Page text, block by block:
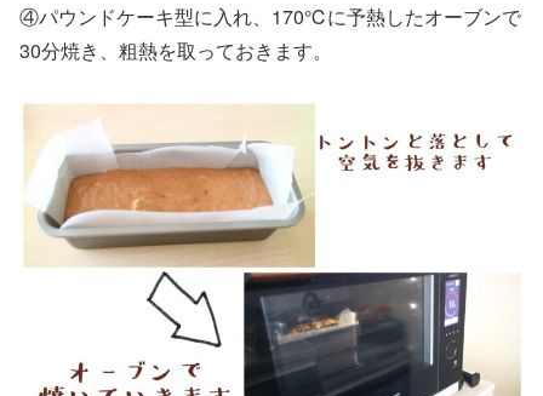
④パウンドケーキ型に入れ、170℃に予熱したオーブンで
30分焼き、粗熱を取っておきます。